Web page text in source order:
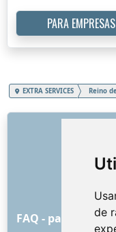
de
PARA
EXTRA SERVICES Reino
FAQ - para los